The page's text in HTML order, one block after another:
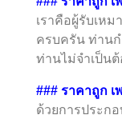
เราคือผู้รับเห
ครบครัน ท่านก
ท่านไม่จำเป็น
### ราคาถูก เ
ด้วยการประก